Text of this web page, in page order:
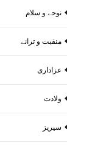
نوحے و سلام
منقبت و ترانے
عزاداری
ولادت
سیریز